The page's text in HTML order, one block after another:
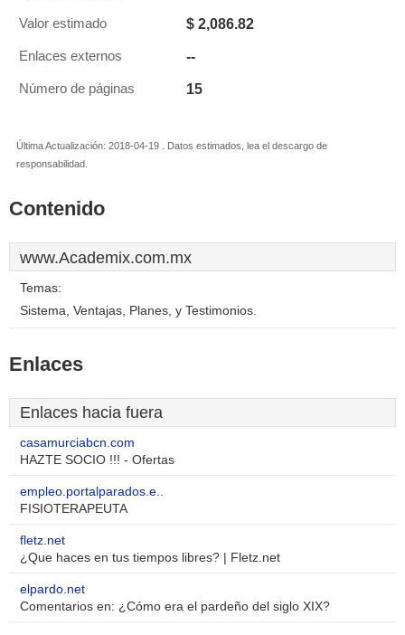
Valor estimado $ 2,086.82
Enlaces externos --
Número de páginas 15
Última Actualización: 2018-04-19 . Datos estimados, lea el descargo de
responsabilidad.
Contenido
www.Academix.com.mx
Temas:
Sistema, Ventajas, Planes, y Testimonios.
Enlaces
Enlaces hacia fuera
casamurciabcn.com
HAZTE SOCIO !!! - Ofertas
empleo.portalparados.e..
FISIOTERAPEUTA
fletz.net
¿Que haces en tus tiempos libres? | Fletz.net
elpardo.net
Comentarios en: ¿Cómo era el pardeño del siglo XIX?